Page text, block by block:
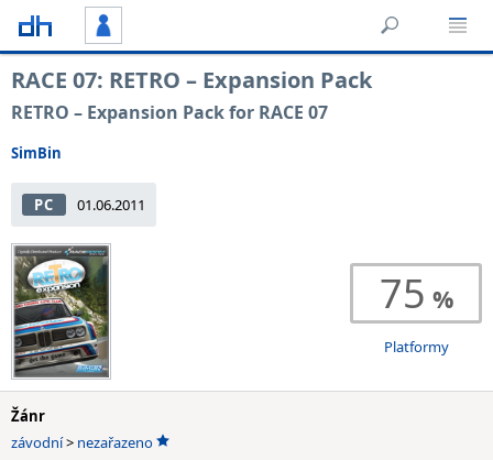
RACE 07: RETRO – Expansion Pack
RETRO – Expansion Pack for RACE 07
SimBin
PC 01.06.2011
75
Platformy
Žánr
závodní> nezařazeno